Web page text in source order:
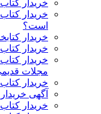
خریدار
خریدار
است؟
خریدار
خریدار
خریدار
مجلات
خریدار
آگهی
خریدار